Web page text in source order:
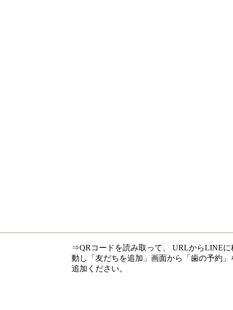
⇒QRコードを読み取って、 URLからLINEに
動し「友だちを追加」画面から「歯の予約」
追加ください。